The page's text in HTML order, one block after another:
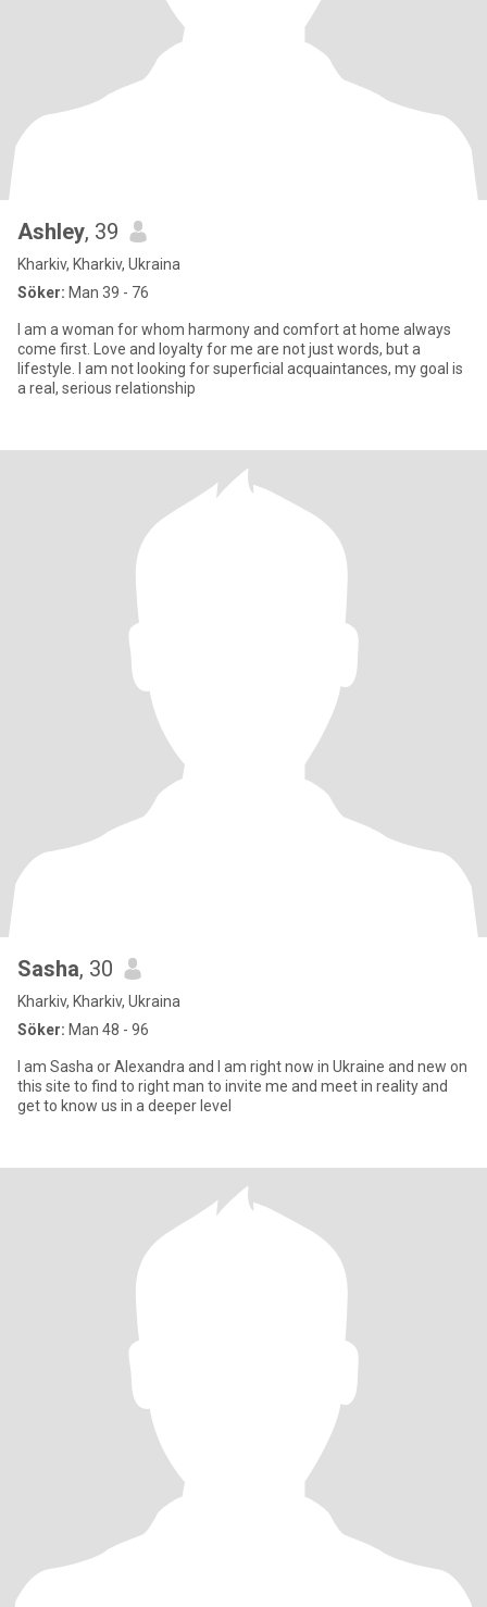
Ashley, 39
Kharkiv, Kharkiv, Ukraina
Söker: Man 39 - 76
I am a woman for whom harmony and comfort at home always
come first. Love and loyalty for me are not just words, but a
lifestyle. I am not looking for superficial acquaintances, my goal is
a real, serious relationship
Sasha, 30
Kharkiv, Kharkiv, Ukraina
Söker: Man 48 - 96
I am Sasha or Alexandra and I am right now in Ukraine and new on
this site to find to right man to invite me and meet in reality and
get to know us in a deeper level